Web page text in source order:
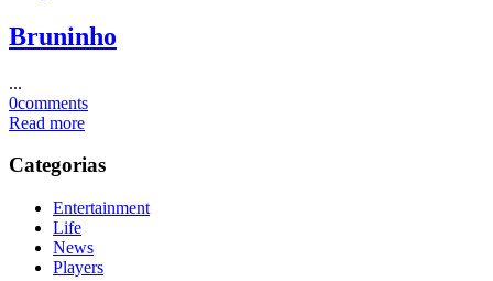
Bruninho
...
0comments
Read more
Categorias
Entertainment
Life
News
Players